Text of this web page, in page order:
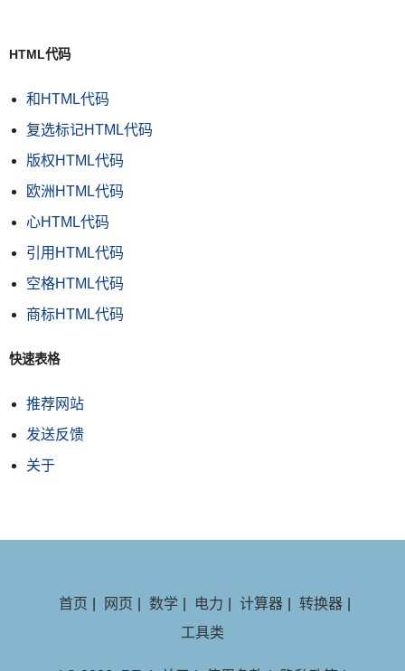
HTML代码
和HTML代码
复选标记HTML代码
版权HTML代码
欧洲HTML代码
心HTML代码
引用HTML代码
空格HTML代码
商标HTML代码
快速表格
推荐网站
发送反馈
关于
首页 网页 数学 电力 计算器 转换器
工具类